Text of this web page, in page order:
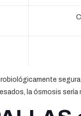
la ósmosis sería